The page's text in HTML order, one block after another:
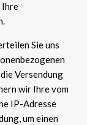
Ihre
Sie uns
Versendung
wir Ihre vom
IP-Adresse
um einen